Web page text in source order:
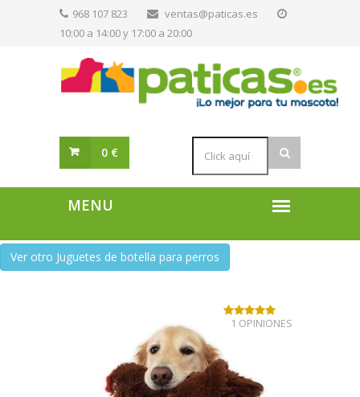
968 107 823
ventas@paticas.es
10:00 a 14:00 y 17:00 a 20:00
0 €
Ver otro Juguetes de botella para perros
1 OPINIONES